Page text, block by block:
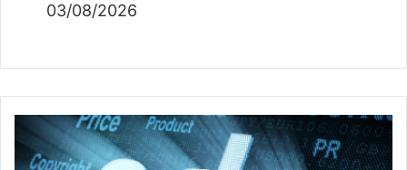
03/08/2026